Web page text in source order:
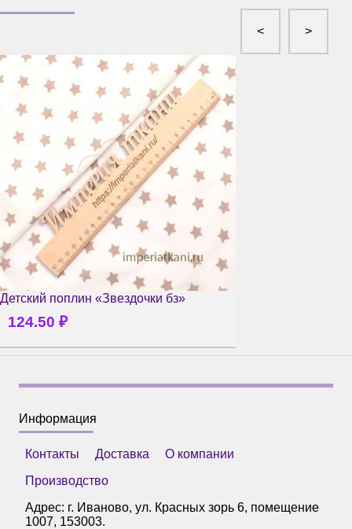
Детский поплин «Звездочки бз»
124.50 ₽
Информация
Контакты Доставка
О компании
Производство
Адрес: г. Иваново, ул. Красных зорь 6, помещение
1007, 153003.